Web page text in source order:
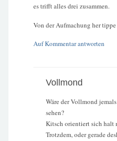
es trifft alles drei zusammen.
Von der Aufmachung her
Auf Kommentar antworten
Vollmond
Wäre der Vollmond
sehen?
Kitsch orientiert sich halt
Trotzdem, oder gerade